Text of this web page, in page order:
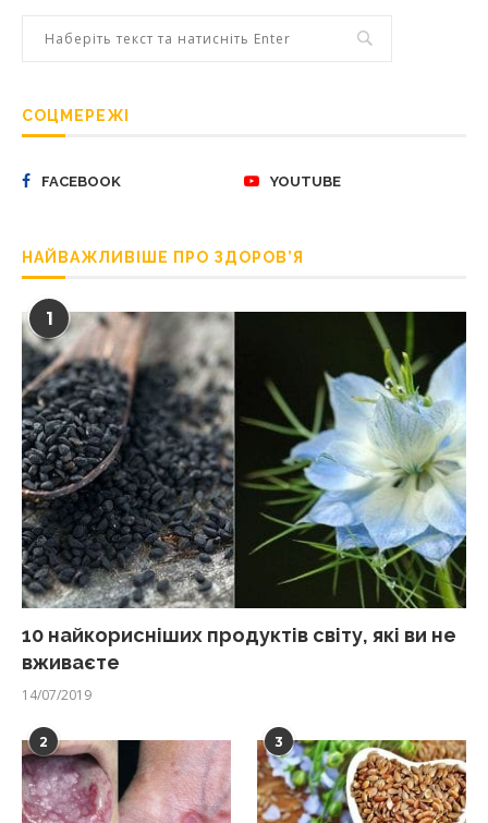
СОЦМЕРЕЖІ
FACEBOOK YOUTUBE
НАЙВАЖЛИВІШЕ ПРО ЗДОРОВ’Я
1
10 найкорисніших продуктів світу, які ви не
вживаєте
14/07/2019
2 3